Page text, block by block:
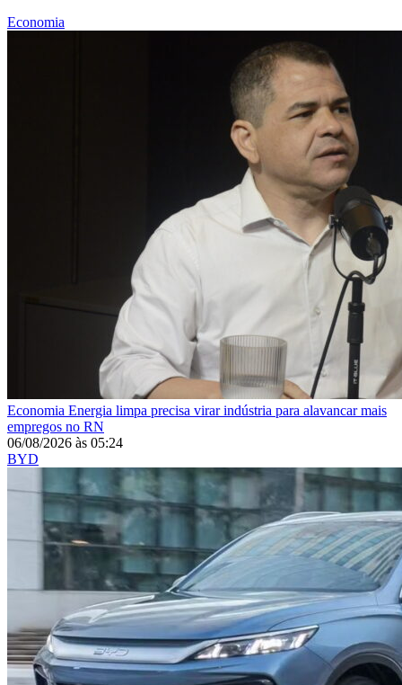
Economia
Economia Energia limpa precisa virar indústria para alavancar mais
empregos no RN
06/08/2026 às 05:24
BYD